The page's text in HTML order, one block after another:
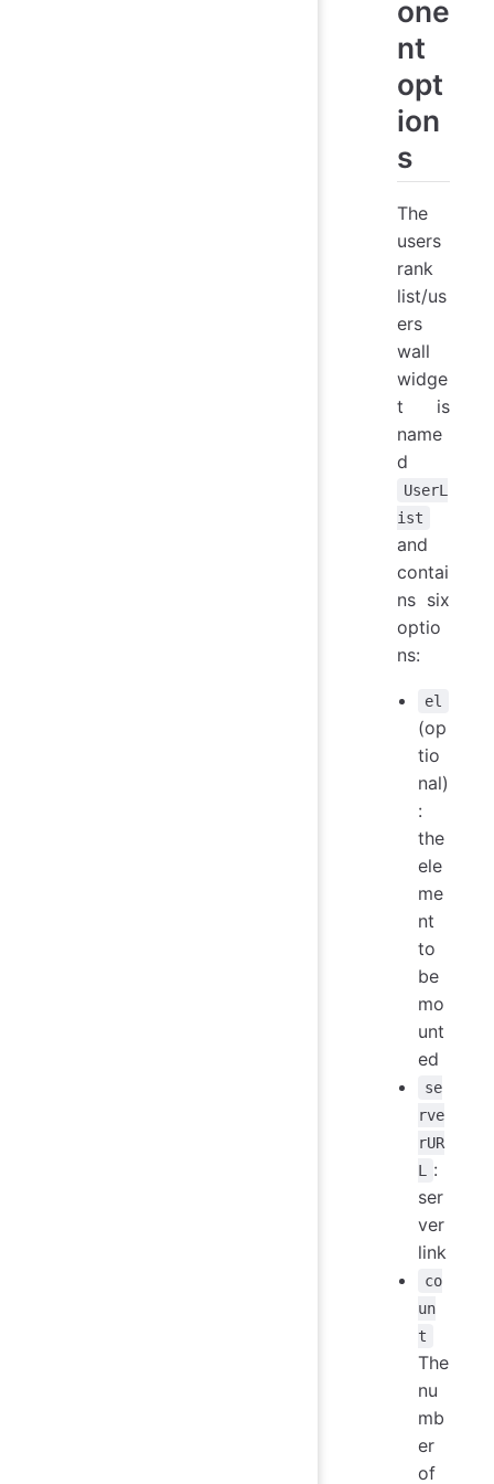
one
nt
opt
ion
s
The
users
rank
list/us
ers
wall
widge
t is
name
d
UserL
ist
and
contai
ns six
optio
ns:
el
(op
tio
nal)
:
the
ele
me
nt
to
be
mo
unt
ed
se
rve
rUR
L
:
ser
ver
link
co
un
t
The
nu
mb
er
of